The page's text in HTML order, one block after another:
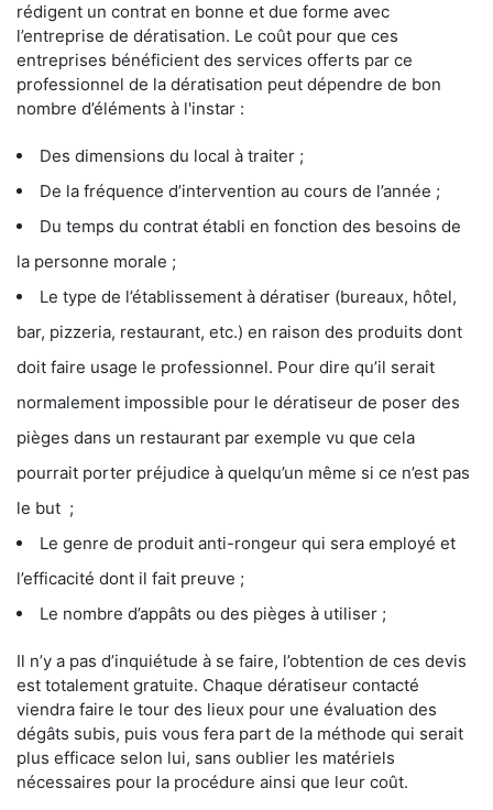
rédigent un contrat en bonne et due forme avec
l’entreprise de dératisation. Le coût pour que ces
entreprises bénéficient des services offerts par ce
professionnel de la dératisation peut dépendre de bon
nombre d’éléments à l'instar :
Des dimensions du local à traiter ;
De la fréquence d’intervention au cours de l’année ;
Du temps du contrat établi en fonction des besoins de
la personne morale ;
Le type de l’établissement à dératiser (bureaux, hôtel,
bar, pizzeria, restaurant, etc.) en raison des produits dont
doit faire usage le professionnel. Pour dire qu’il serait
normalement impossible pour le dératiseur de poser des
pièges dans un restaurant par exemple vu que cela
pourrait porter préjudice à quelqu’un même si ce n’est pas
le but ;
Le genre de produit anti-rongeur qui sera employé et
l’efficacité dont il fait preuve ;
Le nombre d’appâts ou des pièges à utiliser ;
Il n’y a pas d’inquiétude à se faire, l’obtention de ces devis
est totalement gratuite. Chaque dératiseur contacté
viendra faire le tour des lieux pour une évaluation des
dégâts subis, puis vous fera part de la méthode qui serait
plus efficace selon lui, sans oublier les matériels
nécessaires pour la procédure ainsi que leur coût.